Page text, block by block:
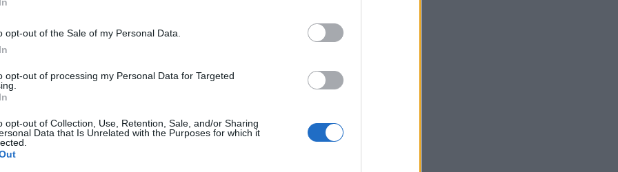
opt-out of the Sale of my Personal Data.
opt-out of processing my Personal Data for Targeted
opt-out of Collection, Use, Retention, Sale, and/or Sharing
Data that Is Unrelated with the Purposes for which it
σοβαρά υπόψη τους τις σειρήνες
αεροπορικές και πυραυλικές επιθέσεις